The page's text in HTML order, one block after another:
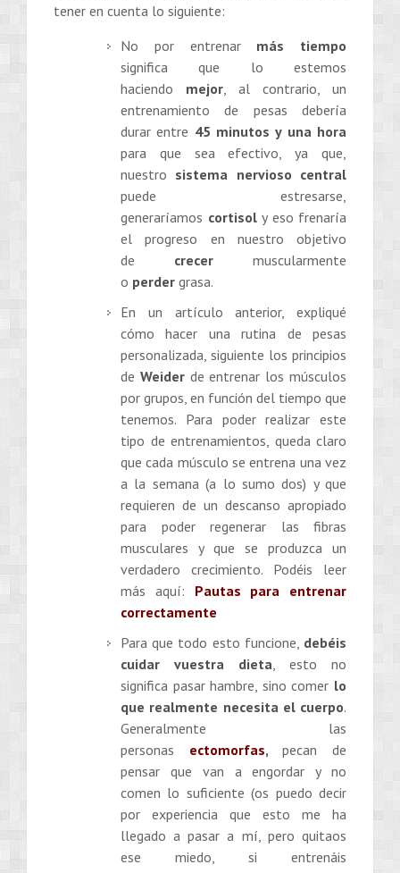
tener en cuenta lo siguiente:
No por entrenar más tiempo
significa que lo estemos
haciendo mejor , al contrario, un
entrenamiento de pesas debería
durar entre 45 minutos y una hora
para que sea efectivo, ya que,
nuestro sistema nervioso central
puede estresarse,
generaríamos cortisoly eso frenaría
el progreso en nuestro objetivo
de crecer muscularmente
o perder grasa.
En un artículo anterior, expliqué
cómo hacer una rutina de pesas
personalizada, siguiente los principios
de Weiderde entrenar los músculos
por grupos, en función del tiempo que
tenemos. Para poder realizar este
tipo de entrenamientos, queda claro
que cada músculo se entrena una vez
a la semana (a lo sumo dos) y que
requieren de un descanso apropiado
para poder regenerar las fibras
musculares y que se produzca un
verdadero crecimiento. Podéis leer
más aquí: Pautas para entrenar
correctamente
Para que todo esto funcione, debéis
cuidar vuestra dieta , esto no
significa pasar hambre, sino comer lo
que realmente necesita el cuerpo.
Generalmente las
personas ectomorfas,pecan de
pensar que van a engordar y no
comen lo suficiente (os puedo decir
por experiencia que esto me ha
llegado a pasar a mí, pero quitaos
ese miedo, si entrenáis